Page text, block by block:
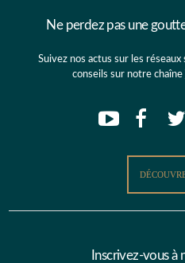
Ne perdez pas une
Suivez nos actus sur les
conseils sur notre chaîne
Inscrivez-vous à